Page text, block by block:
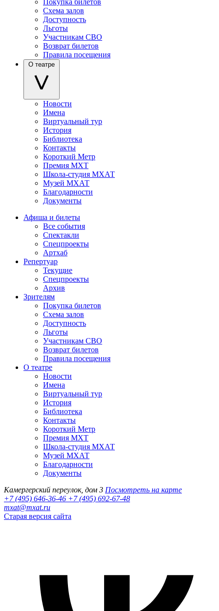
Покупка билетов
Схема залов
Доступность
Льготы
Участникам СВО
Возврат билетов
Правила посещения
О театре
Новости
Имена
Виртуальный тур
История
Библиотека
Контакты
Короткий Метр
Премия МХТ
Школа-студия МХАТ
Музей МХАТ
Благодарности
Документы
Афиша и билеты
Все события
Спектакли
Спецпроекты
Артхаб
Репертуар
Текущие
Спецпроекты
Архив
Зрителям
Покупка билетов
Схема залов
Доступность
Льготы
Участникам СВО
Возврат билетов
Правила посещения
О театре
Новости
Имена
Виртуальный тур
История
Библиотека
Контакты
Короткий Метр
Премия МХТ
Школа-студия МХАТ
Музей МХАТ
Благодарности
Документы
Камергерский переулок, дом 3 Посмотреть на карте
+7 (495) 646-36-46 +7 (495) 692-67-48‬
mxat@mxat.ru
Старая версия сайта